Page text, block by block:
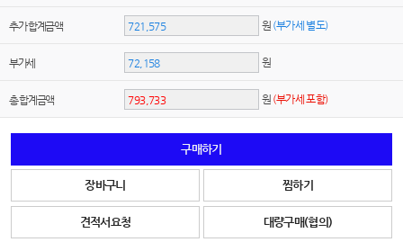
추가 합계금액 원 (부가세 별도)
부가세 원
총 합계금액 원 (부가세 포함)
구매하기
장바구니 찜하기
견적서요청 대량구매(협의)